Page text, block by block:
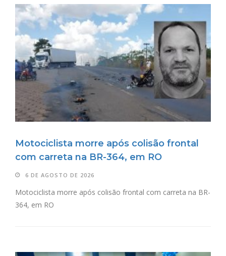
Motociclista morre após colisão frontal
com carreta na BR-364, em RO
6 DE AGOSTO DE 2026
Motociclista morre após colisão frontal com carreta na BR-
364, em RO